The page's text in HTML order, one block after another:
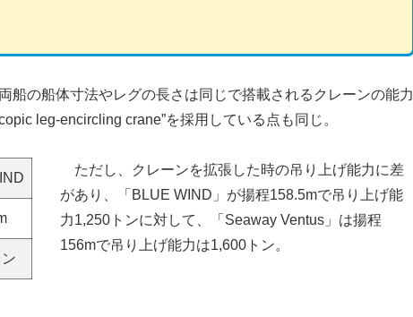
の船体寸法やレグの長さは同じで搭載されるクレーンの能力
leg-encircling crane”を採用している点も同じ。
ただし、クレーンを拡張した時の吊り上げ能力に差
があり、「BLUE WIND」が揚程158.5mで吊り上げ能
力1,250トンに対して、「Seaway Ventus」は揚程
156mで吊り上げ能力は1,600トン。